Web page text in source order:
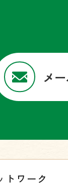
メ
トワーク